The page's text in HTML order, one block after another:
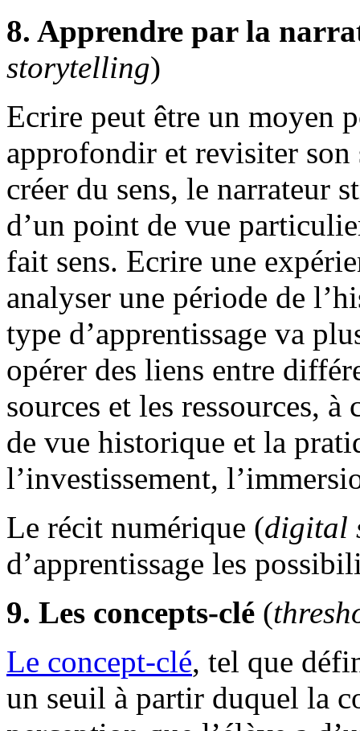
8. Apprendre par la
storytelling)
Ecrire peut être un moyen
approfondir et revisiter son
créer du sens, le narrateur
d’un point de vue
fait sens. Ecrire une
analyser une période de
type d’apprentissage va
opérer des liens entre
sources et les ressources,
de vue historique et la
l’investissement,
Le récit numérique (digital
d’apprentissage les
9. Les concepts-clé (
Le concept-clé, tel que
un seuil à partir duquel la